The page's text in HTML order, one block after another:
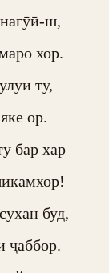
ш,
хор.
ту,
ор.
бар хар
буд,
ҷаббор.